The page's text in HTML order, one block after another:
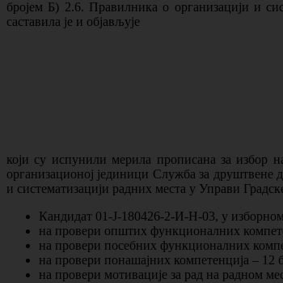
бројем Б) 2.6. Правилника о организацији и
саставила је и објављује
који су испунили мерила прописана за избор
организационој јединици Служба за друштвене
и систематизацији радних места у Управи
Кандидат 01-Ј-180426-2-И-Н-03, у
на провери општих функционалних
на провери посебних функционалних
на провери понашајних компетенција – 12
на провери мотивације за рад на радном